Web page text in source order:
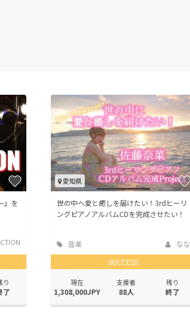
Good
CAMPFIRE Creation
税
machi-ya コミュニティ
』を
り
了
愛知県
世の中へ愛と癒しを届けたい！3rdヒーリ
ングピアノアルバムCDを完成させたい！
音楽
なな
SUCCESS
現在
1,308,000JPY
支援者
88人
残り
終了